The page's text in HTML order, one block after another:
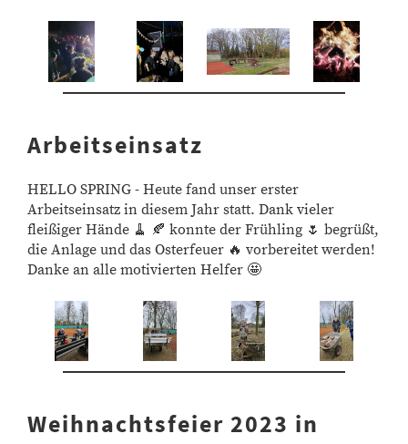
Arbeitseinsatz
HELLO SPRING - Heute fand unser erster
Arbeitseinsatz in diesem Jahr statt. Dank vieler
fleißiger Hände 🧹 🍂 konnte der Frühling 🌷 begrüßt,
die Anlage und das Osterfeuer 🔥 vorbereitet werden!
Danke an alle motivierten Helfer 🤩
Weihnachtsfeier 2023 in